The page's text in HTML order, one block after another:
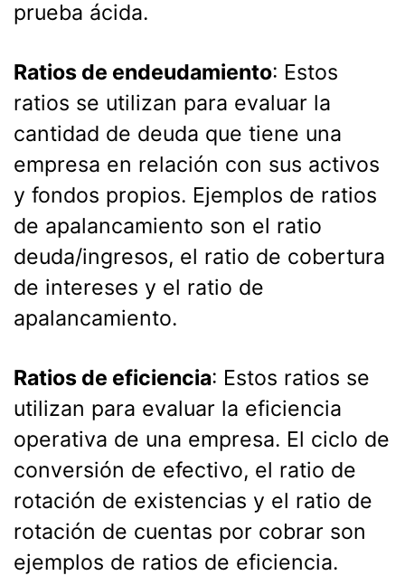
prueba ácida.
Ratios de endeudamiento: Estos
ratios se utilizan para evaluar la
cantidad de deuda que tiene una
empresa en relación con sus activos
y fondos propios. Ejemplos de ratios
de apalancamiento son el ratio
deuda/ingresos, el ratio de cobertura
de intereses y el ratio de
apalancamiento.
Ratios de eficiencia: Estos ratios se
utilizan para evaluar la eficiencia
operativa de una empresa. El ciclo de
conversión de efectivo, el ratio de
rotación de existencias y el ratio de
rotación de cuentas por cobrar son
ejemplos de ratios de eficiencia.